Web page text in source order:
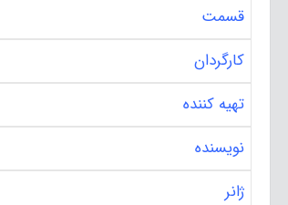
قسمت
کارگردان
تهیه کننده
نویسنده
ژانر